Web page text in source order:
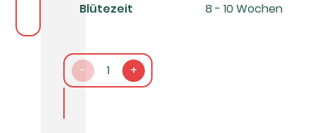
Blütezeit
8 - 10 Wochen
- 1 +